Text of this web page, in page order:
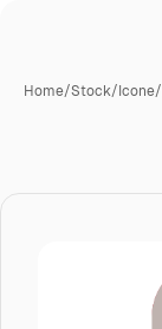
Home/Stock/Icone/